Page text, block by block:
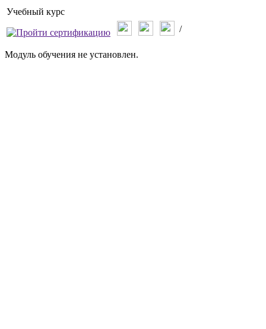
Учебный курс
/
Модуль обучения не установлен.